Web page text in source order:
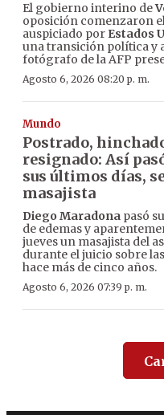
El gobierno interino de
oposición comenzaron
auspiciado por Estados
una transición política y
fotógrafo de la AFP
Agosto 6, 2026 08:20 p. m.
Mundo
Postrado,
resignado: Así
sus últimos días,
masajista
Diego Maradona pasó
de edemas y
jueves un masajista del
durante el juicio sobre
hace más de cinco años.
Agosto 6, 2026 07:39 p. m.